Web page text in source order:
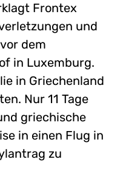
Frontex
und
dem
in Luxemburg.
in Griechenland
Nur 11 Tage
griechische
in einen Flug in
zu